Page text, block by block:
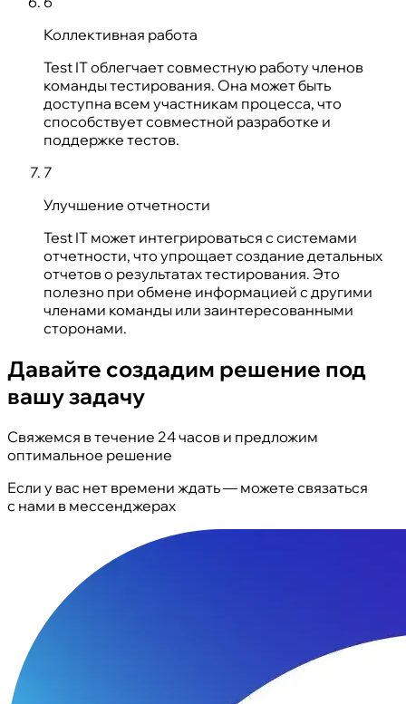
Коллективная работа
Test IT облегчает совместную работу членов
команды тестирования. Она может быть
доступна всем участникам процесса, что
способствует совместной разработке и
поддержке тестов.
7
Улучшение отчетности
Test IT может интегрироваться с системами
отчетности, что упрощает создание детальных
отчетов о результатах тестирования. Это
полезно при обмене информацией с другими
членами команды или заинтересованными
сторонами.
Давайте создадим решение под
вашу задачу
Свяжемся в течение 24 часов и предложим
оптимальное решение
Если у вас нет времени ждать — можете связаться
с нами в мессенджерах